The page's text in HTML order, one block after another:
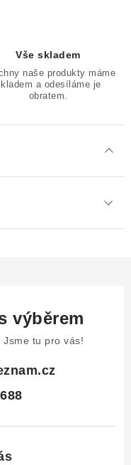
Vše skladem
naše produkty máme
a odesíláme je
obratem.
výběrem
tu pro vás!